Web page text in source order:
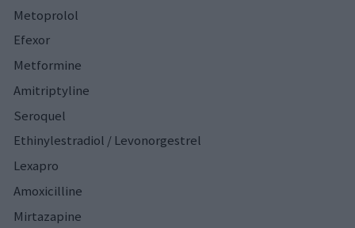
Metoprolol
Efexor
Metformine
Amitriptyline
Seroquel
Ethinylestradiol / Levonorgestrel
Lexapro
Amoxicilline
Mirtazapine